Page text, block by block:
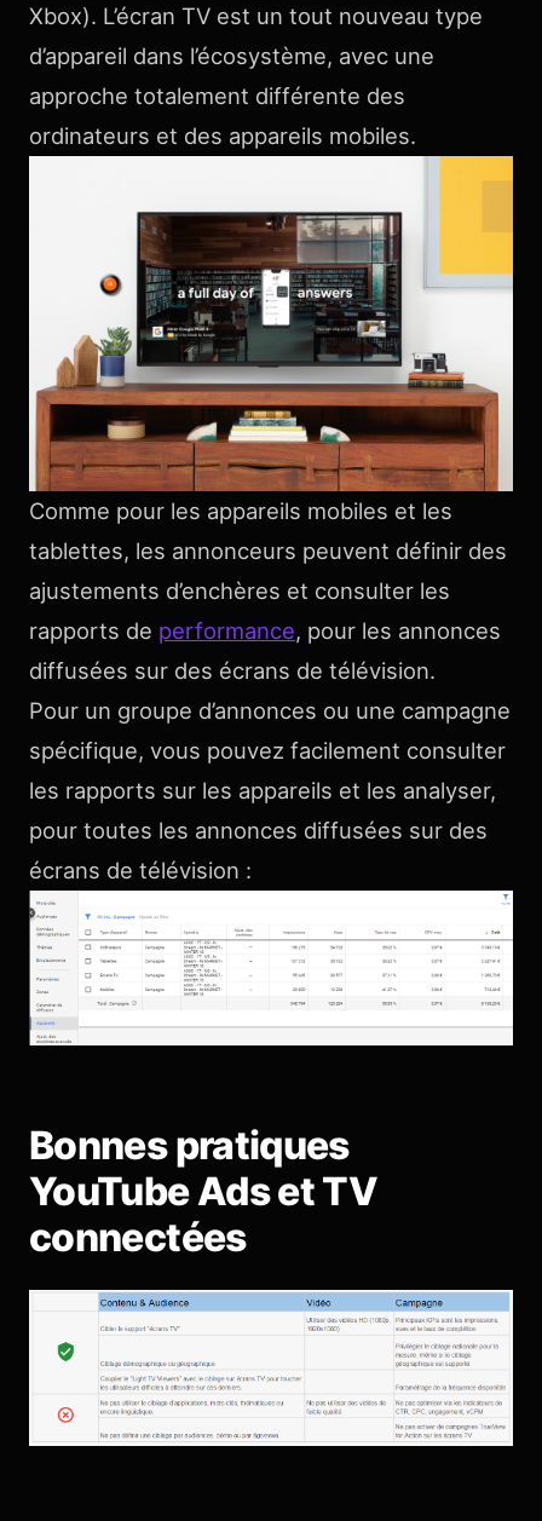
Xbox). L’écran TV est un tout nouveau type
d’appareil dans l’écosystème, avec une
approche totalement différente des
ordinateurs et des appareils mobiles.
Comme pour les appareils mobiles et les
tablettes, les annonceurs peuvent définir des
ajustements d’enchères et consulter les
rapports de performance, pour les annonces
diffusées sur des écrans de télévision.
Pour un groupe d’annonces ou une campagne
spécifique, vous pouvez facilement consulter
les rapports sur les appareils et les analyser,
pour toutes les annonces diffusées sur des
écrans de télévision :
Bonnes pratiques
YouTube Ads et TV
connectées